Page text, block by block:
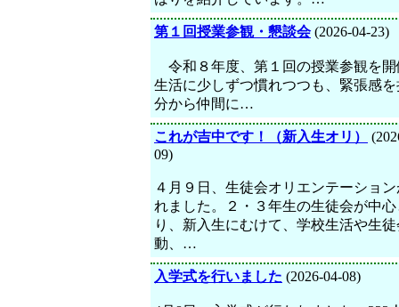
第１回授業参観・懇談会(2026-04-23)
令和８年度、第１回の授業参観を
生活に少しずつ慣れつつも、緊張感
分から仲間に…
これが吉中です！（新入生オリ）
09)
４月９日、生徒会オリエンテーショ
れました。２・３年生の生徒会が中
り、新入生にむけて、学校生活や生
動、…
入学式を行いました (2026-04-08)